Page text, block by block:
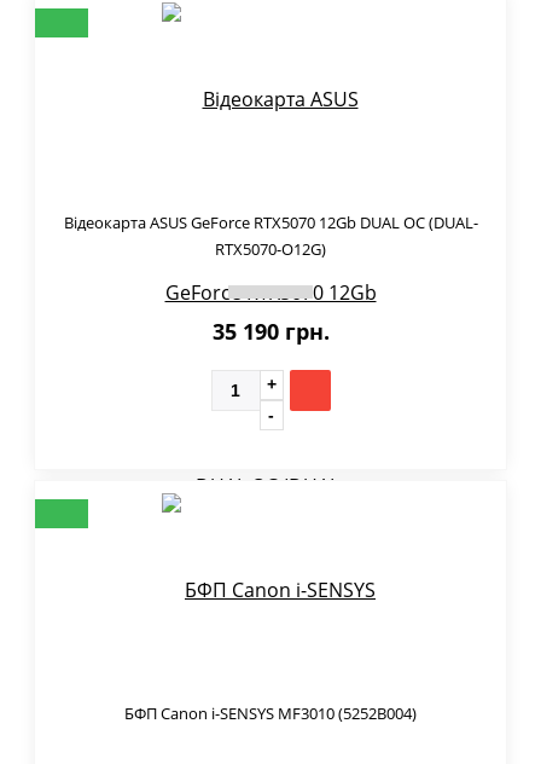
Відеокарта ASUS GeForce RTX5070 12Gb DUAL OC (DUAL-
RTX5070-O12G)
35 190 грн.
БФП Canon i-SENSYS MF3010 (5252B004)